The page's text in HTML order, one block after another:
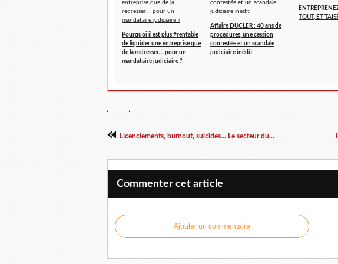
Pourquoi il est plus #rentable
de liquider une entreprise que
de la redresser… pour un
mandataire judiciaire ?
Affaire DUCLER : 40 ans de
procédures, une cession
contestée et un scandale
judiciaire inédit
TOUT, ET
Licenciements, burnout, suicides... Le secteur du...
Commenter cet article
Ajouter un commentaire